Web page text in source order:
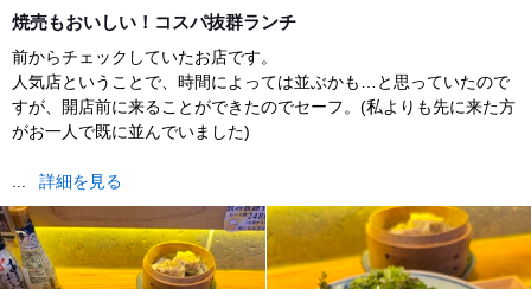
焼売もおいしい！コスパ抜群ランチ
前からチェックしていたお店です。
人気店ということで、時間によっては並ぶかも…と思っていたので
すが、開店前に来ることができたのでセーフ。(私よりも先に来た方
がお一人で既に並んでいました)
詳細を見る